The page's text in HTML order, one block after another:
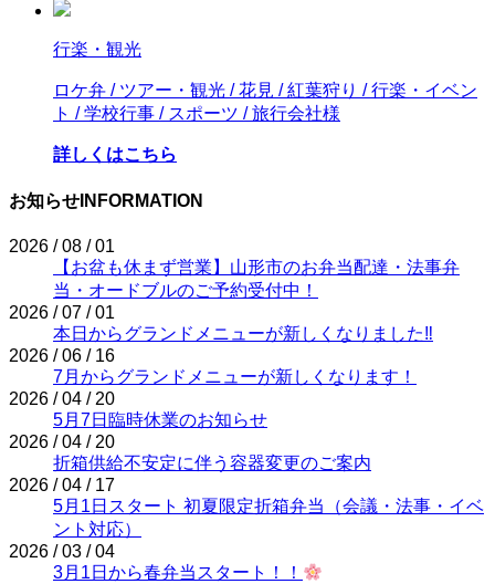
行楽・観光
ロケ弁 / ツアー・観光 / 花見 / 紅葉狩り / 行楽・イベン
ト / 学校行事 / スポーツ / 旅行会社様
詳しくはこちら
お知らせ INFORMATION
2026 / 08 / 01
【お盆も休まず営業】山形市のお弁当配達・法事弁
当・オードブルのご予約受付中！
2026 / 07 / 01
本日からグランドメニューが新しくなりました‼
2026 / 06 / 16
7月からグランドメニューが新しくなります！
2026 / 04 / 20
5月7日臨時休業のお知らせ
2026 / 04 / 20
折箱供給不安定に伴う容器変更のご案内
2026 / 04 / 17
5月1日スタート 初夏限定折箱弁当（会議・法事・イベ
ント対応）
2026 / 03 / 04
3月1日から春弁当スタート！！